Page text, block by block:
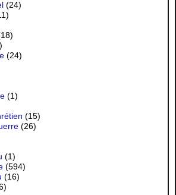
(24)
(24)
(1)
(15)
(26)
(1)
(594)
(16)